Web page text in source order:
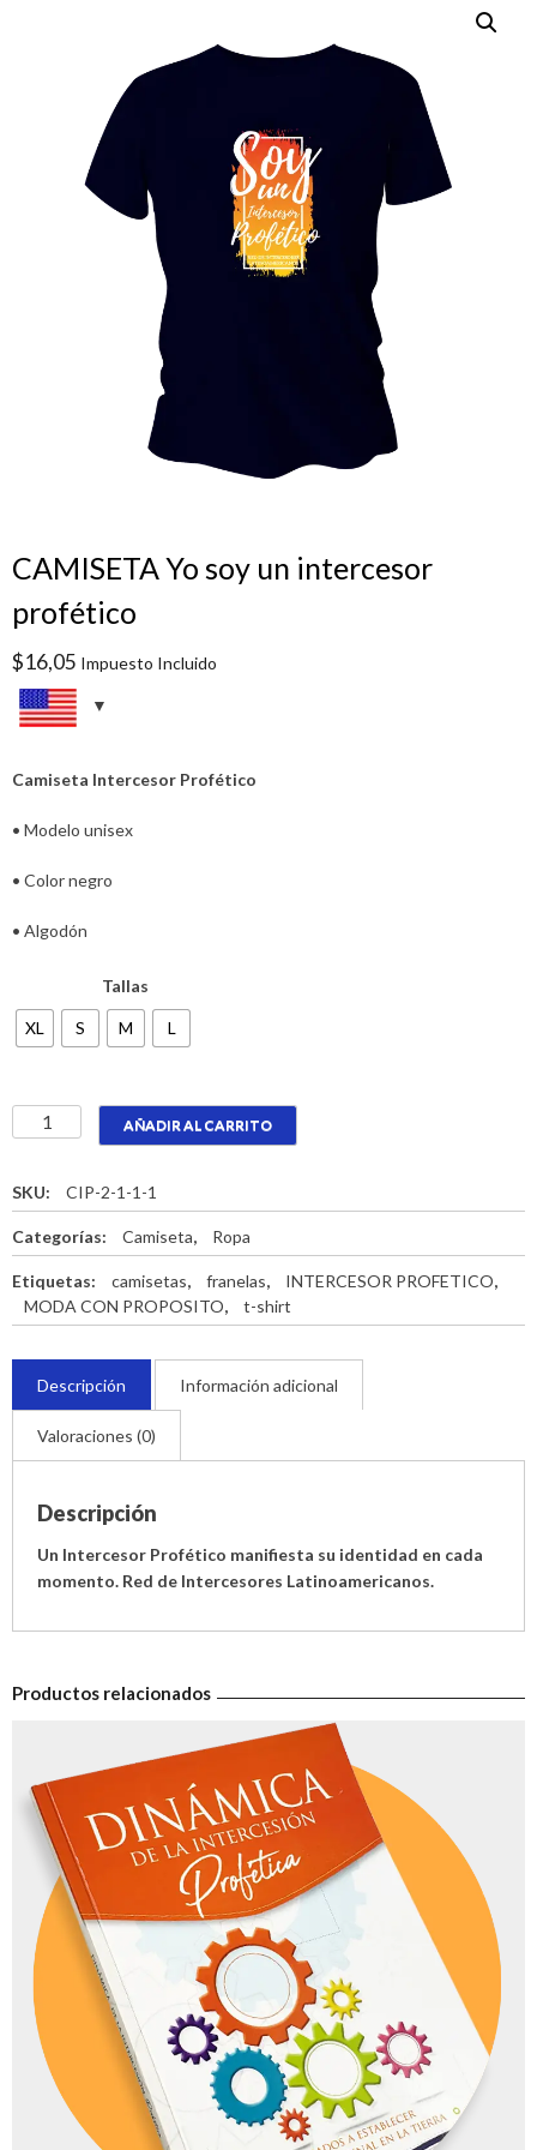
CAMISETA Yo soy un intercesor
profético
$16,05 Impuesto Incluido
Camiseta Intercesor Profético
• Modelo unisex
• Color negro
• Algodón
Tallas
XL S M L
CAMISETA
Yo
un
intercesor
profético
AÑADIR AL CARRITO
SKU: CIP-2-1-1-1
Categorías: Camiseta, Ropa
Etiquetas: camisetas, franelas, INTERCESOR PROFETICO,
MODA CON PROPOSITO, t-shirt
Descripción Información adicional
Valoraciones (0)
Descripción
Un Intercesor Profético manifiesta su identidad en cada
momento. Red de Intercesores Latinoamericanos.
Productos relacionados